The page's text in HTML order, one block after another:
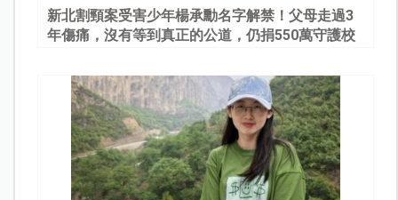
新北割頸案受害少年楊承勳名字解禁！父母走過3
年傷痛，沒有等到真正的公道，仍捐550萬守護校